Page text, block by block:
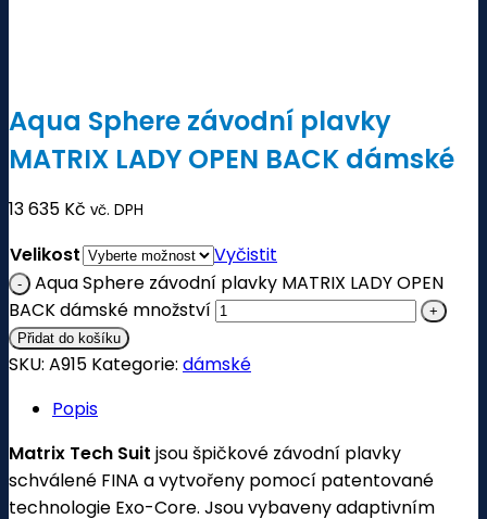
Aqua Sphere závodní plavky
MATRIX LADY OPEN BACK dámské
13 635 Kč vč. DPH
Velikost
Vyčistit
Aqua Sphere závodní plavky MATRIX LADY OPEN
BACK dámské množství
Přidat do košíku
SKU: A915 Kategorie: dámské
Popis
Matrix Tech Suit jsou špičkové závodní plavky
schválené FINA a vytvořeny pomocí patentované
technologie Exo-Core. Jsou vybaveny adaptivním